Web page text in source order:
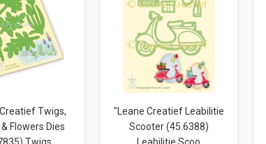
Twigs,
Flowers Dies
"Leane Creatief Leabilitie
Scooter (45.6388)